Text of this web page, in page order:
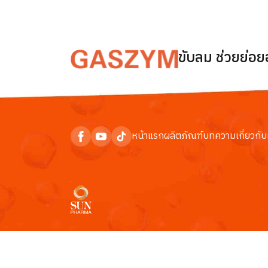
ขับลม ช่วยย่อ
หน้าแรกผลิตภัณฑ์บทความเกี่ยวกับ